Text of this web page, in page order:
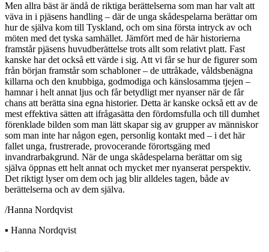
Men allra bäst är ändå de riktiga berättelserna som man har valt att
väva in i pjäsens handling – där de unga skådespelarna berättar om
hur de själva kom till Tyskland, och om sina första intryck av och
möten med det tyska samhället. Jämfört med de här historierna
framstår pjäsens huvudberättelse trots allt som relativt platt. Fast
kanske har det också ett värde i sig. Att vi får se hur de figurer som
från början framstår som schabloner – de uttråkade, våldsbenägna
killarna och den knubbiga, godmodiga och känslosamma tjejen –
hamnar i helt annat ljus och får betydligt mer nyanser när de får
chans att berätta sina egna historier. Detta är kanske också ett av de
mest effektiva sätten att ifrågasätta den fördomsfulla och till dumhet
förenklade bilden som man lätt skapar sig av grupper av människor
som man inte har någon egen, personlig kontakt med – i det här
fallet unga, frustrerade, provocerande förortsgäng med
invandrarbakgrund. När de unga skådespelarna berättar om sig
själva öppnas ett helt annat och mycket mer nyanserat perspektiv.
Det riktigt lyser om dem och jag blir alldeles tagen, både av
berättelserna och av dem själva.
/Hanna Nordqvist
▪ Hanna Nordqvist